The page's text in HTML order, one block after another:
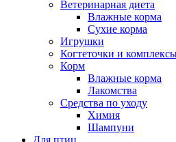
Ветеринарная диета
Влажные корма
Сухие корма
Игрушки
Когтеточки и
Корм
Влажные корма
Лакомства
Средства по уходу
Химия
Шампуни
Для птиц